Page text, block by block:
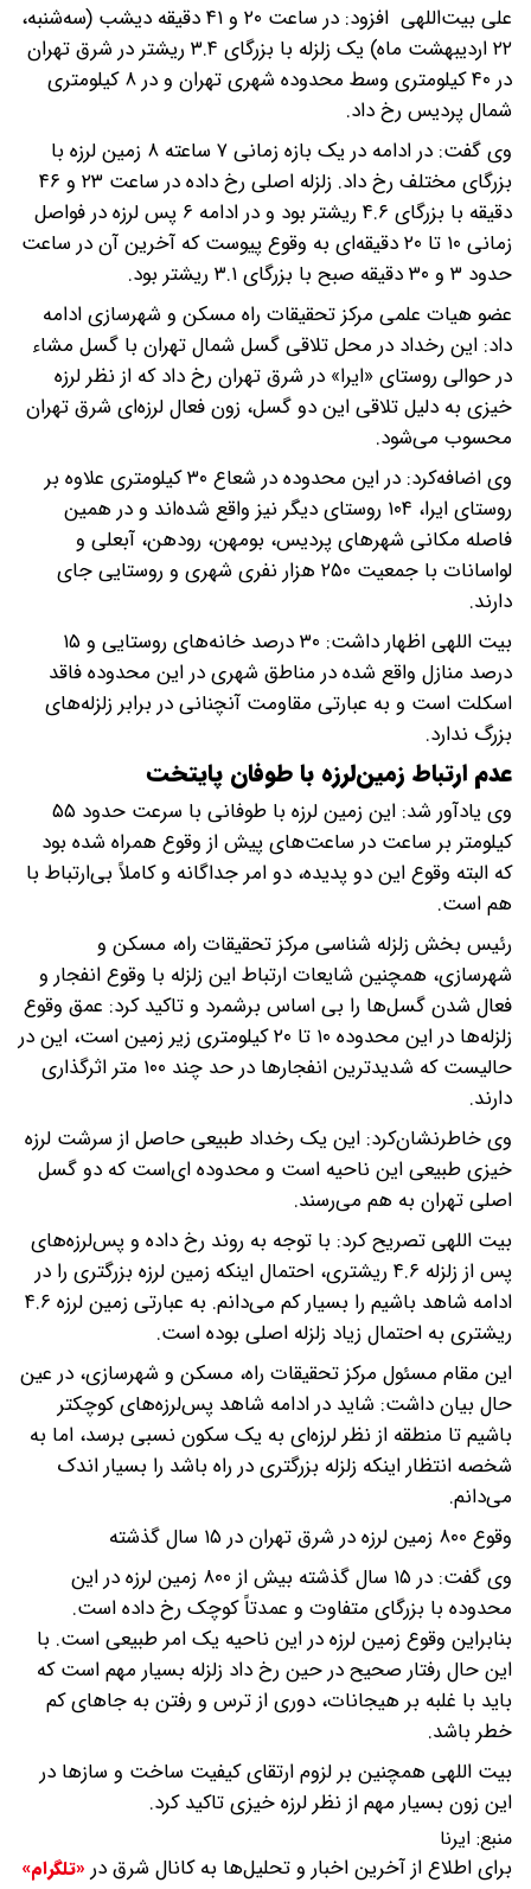
علی بیت‌اللهی افزود: در ساعت ۲۰ و ۴۱ دقیقه دیشب (سه‌شنبه،
۲۲ اردیبهشت ماه) یک زلزله با بزرگای ۳.۴ ریشتر در شرق تهران
در ۴۰ کیلومتری وسط محدوده شهری تهران و در ۸ کیلومتری
شمال پردیس رخ داد.
وی گفت: در ادامه در یک بازه زمانی ۷ ساعته ۸ زمین لرزه با
بزرگای مختلف رخ داد. زلزله اصلی رخ داده در ساعت ۲۳ و ۴۶
دقیقه با بزرگای ۴.۶ ریشتر بود و در ادامه ۶ پس لرزه در فواصل
زمانی ۱۰ تا ۲۰ دقیقه‌ای به وقوع پیوست که آخرین آن در ساعت
حدود ۳ و ۳۰ دقیقه صبح با بزرگای ۳.۱ ریشتر بود.
عضو هیات علمی مرکز تحقیقات راه مسکن و شهرسازی ادامه
داد: این رخداد در محل تلاقی گسل شمال تهران با گسل مشاء
در حوالی روستای «ایرا» در شرق تهران رخ داد که از نظر لرزه
خیزی به دلیل تلاقی این دو گسل، زون فعال لرزه‌ای شرق تهران
محسوب می‌شود.
وی اضافه‌کرد: در این محدوده در شعاع ۳۰ کیلومتری علاوه بر
روستای ایرا، ۱۰۴ روستای دیگر نیز واقع شده‌اند و در همین
فاصله مکانی شهرهای پردیس، بومهن، رودهن، آبعلی و
لواسانات با جمعیت ۲۵۰ هزار نفری شهری و روستایی جای
دارند.
بیت اللهی اظهار داشت: ۳۰ درصد خانه‌های روستایی و ۱۵
درصد منازل واقع شده در مناطق شهری در این محدوده فاقد
اسکلت است و به عبارتی مقاومت آنچنانی در برابر زلزله‌های
بزرگ ندارد.
عدم ارتباط زمین‌لرزه با طوفان پایتخت
وی یادآور شد: این زمین لرزه با طوفانی با سرعت حدود ۵۵
کیلومتر بر ساعت در ساعت‌های پیش از وقوع همراه شده بود
که البته وقوع این دو پدیده، دو امر جداگانه و کاملاً بی‌ارتباط با
هم است.
رئیس بخش زلزله شناسی مرکز تحقیقات راه، مسکن و
شهرسازی، همچنین شایعات ارتباط این زلزله با وقوع انفجار و
فعال شدن گسل‌ها را بی اساس برشمرد و تاکید کرد: عمق وقوع
زلزله‌ها در این محدوده ۱۰ تا ۲۰ کیلومتری زیر زمین است، این در
حالیست که شدیدترین انفجارها در حد چند ۱۰۰ متر اثرگذاری
دارند.
وی خاطرنشان‌کرد: این یک رخداد طبیعی حاصل از سرشت لرزه
خیزی طبیعی این ناحیه است و محدوده ای‌است که دو گسل
اصلی تهران به هم می‌رسند.
بیت اللهی تصریح کرد: با توجه به روند رخ داده و پس‌لرزه‌های
پس از زلزله ۴.۶ ریشتری، احتمال اینکه زمین لرزه بزرگتری را در
ادامه شاهد باشیم را بسیار کم می‌دانم. به عبارتی زمین لرزه ۴.۶
ریشتری به احتمال زیاد زلزله اصلی بوده است.
این مقام مسئول مرکز تحقیقات راه، مسکن و شهرسازی، در عین
حال بیان داشت: شاید در ادامه شاهد پس‌لرزه‌های کوچکتر
باشیم تا منطقه از نظر لرزه‌ای به یک سکون نسبی برسد، اما به
شخصه انتظار اینکه زلزله بزرگتری در راه باشد را بسیار اندک
می‌دانم.
وقوع ۸۰۰ زمین لرزه در شرق تهران در ۱۵ سال گذشته
وی گفت: در ۱۵ سال گذشته بیش از ۸۰۰ زمین لرزه در این
محدوده با بزرگای متفاوت و عمدتاً کوچک رخ داده است.
بنابراین وقوع زمین لرزه در این ناحیه یک امر طبیعی است. با
این حال رفتار صحیح در حین رخ داد زلزله بسیار مهم است که
باید با غلبه بر هیجانات، دوری از ترس و رفتن به جاهای کم
خطر باشد.
بیت اللهی همچنین بر لزوم ارتقای کیفیت ساخت و سازها در
این زون بسیار مهم از نظر لرزه خیزی تاکید کرد.
منبع: ایرنا
برای اطلاع از آخرین اخبار و تحلیل‌ها به کانال شرق در «تلگرام»